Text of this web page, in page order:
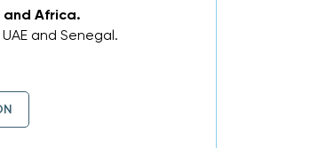
and Africa.
and Senegal.